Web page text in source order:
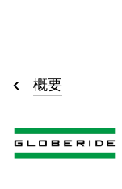
概要